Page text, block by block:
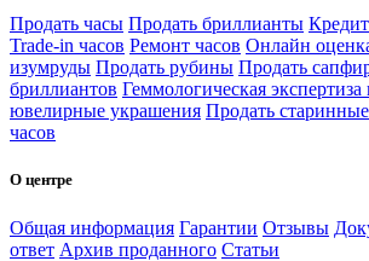
Продать часы Продать бриллианты
Trade-in часов Ремонт часов Онлайн
изумруды Продать рубины Продать
бриллиантов Геммологическая экспертиза
ювелирные украшения Продать
часов
О центре
Общая информация Гарантии Отзывы
ответ Архив проданного Статьи